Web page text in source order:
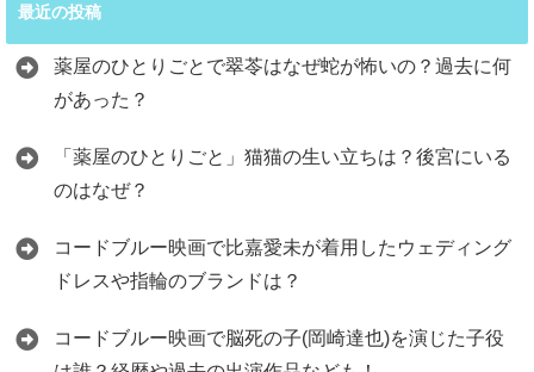
最近の投稿
薬屋のひとりごとで翠苓はなぜ蛇が怖いの？過去に何
があった？
「薬屋のひとりごと」猫猫の生い立ちは？後宮にいる
のはなぜ？
コードブルー映画で比嘉愛未が着用したウェディング
ドレスや指輪のブランドは？
コードブルー映画で脳死の子(岡崎達也)を演じた子役